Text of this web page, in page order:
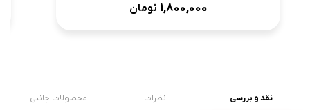
1,800,000 تومان
نقد و بررسی نظرات محصولات جانبی